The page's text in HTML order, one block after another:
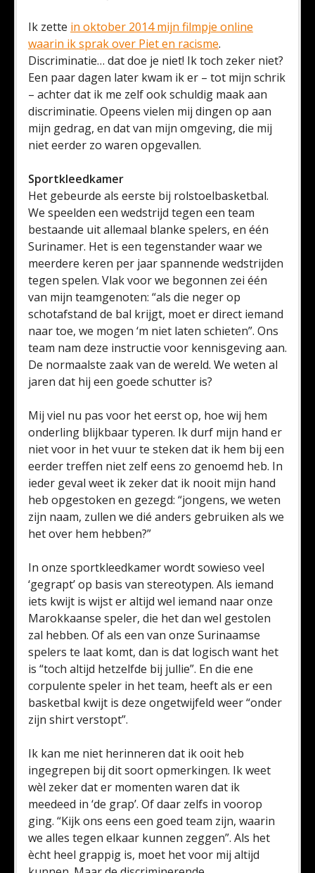
Ik zette in oktober 2014 mijn filmpje online
waarin ik sprak over Piet en racisme.
Discriminatie… dat doe je niet! Ik toch zeker niet?
Een paar dagen later kwam ik er – tot mijn schrik
– achter dat ik me zelf ook schuldig maak aan
discriminatie. Opeens vielen mij dingen op aan
mijn gedrag, en dat van mijn omgeving, die mij
niet eerder zo waren opgevallen.
Sportkleedkamer
Het gebeurde als eerste bij rolstoelbasketbal.
We speelden een wedstrijd tegen een team
bestaande uit allemaal blanke spelers, en één
Surinamer. Het is een tegenstander waar we
meerdere keren per jaar spannende wedstrijden
tegen spelen. Vlak voor we begonnen zei één
van mijn teamgenoten: “als die neger op
schotafstand de bal krijgt, moet er direct iemand
naar toe, we mogen ‘m niet laten schieten”. Ons
team nam deze instructie voor kennisgeving aan.
De normaalste zaak van de wereld. We weten al
jaren dat hij een goede schutter is?
Mij viel nu pas voor het eerst op, hoe wij hem
onderling blijkbaar typeren. Ik durf mijn hand er
niet voor in het vuur te steken dat ik hem bij een
eerder treffen niet zelf eens zo genoemd heb. In
ieder geval weet ik zeker dat ik nooit mijn hand
heb opgestoken en gezegd: “jongens, we weten
zijn naam, zullen we dié anders gebruiken als we
het over hem hebben?”
In onze sportkleedkamer wordt sowieso veel
‘gegrapt’ op basis van stereotypen. Als iemand
iets kwijt is wijst er altijd wel iemand naar onze
Marokkaanse speler, die het dan wel gestolen
zal hebben. Of als een van onze Surinaamse
spelers te laat komt, dan is dat logisch want het
is “toch altijd hetzelfde bij jullie”. En die ene
corpulente speler in het team, heeft als er een
basketbal kwijt is deze ongetwijfeld weer “onder
zijn shirt verstopt”.
Ik kan me niet herinneren dat ik ooit heb
ingegrepen bij dit soort opmerkingen. Ik weet
wèl zeker dat er momenten waren dat ik
meedeed in ‘de grap’. Of daar zelfs in voorop
ging. “Kijk ons eens een goed team zijn, waarin
we alles tegen elkaar kunnen zeggen”. Als het
ècht heel grappig is, moet het voor mij altijd